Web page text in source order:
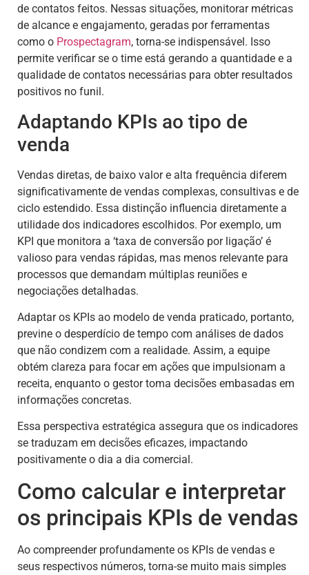
de contatos feitos. Nessas situações, monitorar métricas
de alcance e engajamento, geradas por ferramentas
como o Prospectagram, torna-se indispensável. Isso
permite verificar se o time está gerando a quantidade e a
qualidade de contatos necessárias para obter resultados
positivos no funil.
Adaptando KPIs ao tipo de
venda
Vendas diretas, de baixo valor e alta frequência diferem
significativamente de vendas complexas, consultivas e de
ciclo estendido. Essa distinção influencia diretamente a
utilidade dos indicadores escolhidos. Por exemplo, um
KPI que monitora a ‘taxa de conversão por ligação’ é
valioso para vendas rápidas, mas menos relevante para
processos que demandam múltiplas reuniões e
negociações detalhadas.
Adaptar os KPIs ao modelo de venda praticado, portanto,
previne o desperdício de tempo com análises de dados
que não condizem com a realidade. Assim, a equipe
obtém clareza para focar em ações que impulsionam a
receita, enquanto o gestor toma decisões embasadas em
informações concretas.
Essa perspectiva estratégica assegura que os indicadores
se traduzam em decisões eficazes, impactando
positivamente o dia a dia comercial.
Como calcular e interpretar
os principais KPIs de vendas
Ao compreender profundamente os KPIs de vendas e
seus respectivos números, torna-se muito mais simples